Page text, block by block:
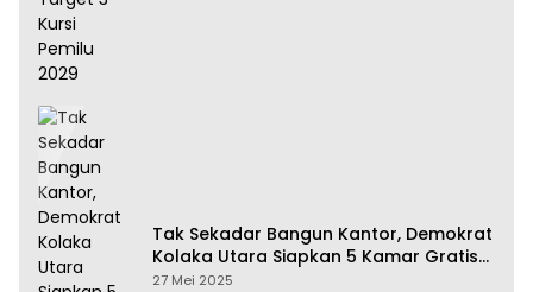
Tak Sekadar Bangun Kantor, Demokrat
Kolaka Utara Siapkan 5 Kamar Gratis
Untuk Rakyat
27 Mei 2025